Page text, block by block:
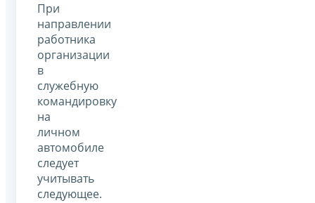
При
направлении
работника
организации
в
служебную
командировку
на
личном
автомобиле
следует
учитывать
следующее.